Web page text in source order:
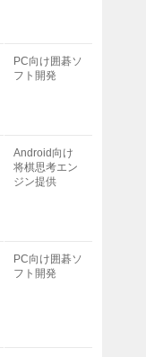
PC向け囲碁ソ
フト開発
Android向け
将棋思考エン
ジン提供
PC向け囲碁ソ
フト開発